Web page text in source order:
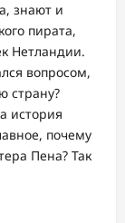
знают и
пирата,
Нетландии.
вопросом,
страну?
история
почему
Пена? Так